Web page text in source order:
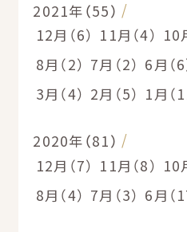
2021年（55）
12月（6） 11月（4） 10
8月（2） 7月（2） 6月（6
3月（4） 2月（5） 1月（
2020年（81）
12月（7） 11月（8） 10
8月（4） 7月（3） 6月（